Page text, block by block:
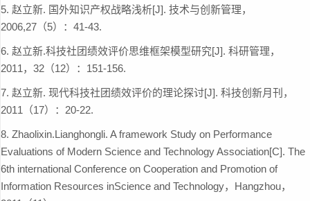
5. 赵立新. 国外知识产权战略浅析[J]. 技术与创新管理，
2006,27（5）：41-43.
6. 赵立新.科技社团绩效评价思维框架模型研究[J]. 科研管理，
2011，32（12）：151-156.
7. 赵立新. 现代科技社团绩效评价的理论探讨[J]. 科技创新月刊，
2011（17）：20-22.
8. Zhaolixin.Lianghongli. A framework Study on Performance
Evaluations of Modern Science and Technology Association[C]. The
6th international Conference on Cooperation and Promotion of
Information Resources inScience and Technology，Hangzhou，